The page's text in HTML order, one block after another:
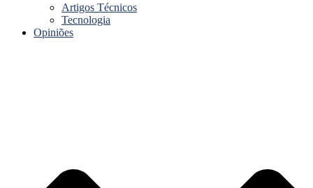
Artigos Técnicos
Tecnologia
Opiniões